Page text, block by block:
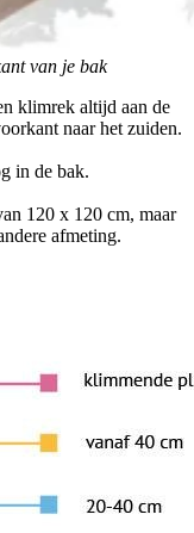
van je bak
klimrek altijd aan de
naar het zuiden.
in de bak.
120 x 120 cm, maar
afmeting.